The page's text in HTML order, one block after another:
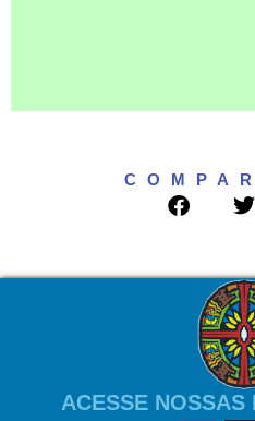
ACESSE NOSSAS